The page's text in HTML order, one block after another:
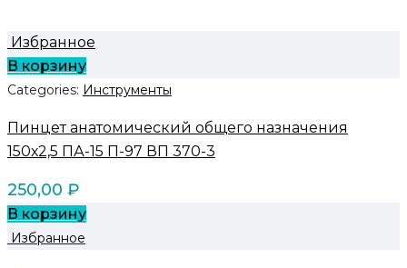
Избранное
В корзину
Categories: Инструменты
Пинцет анатомический общего назначения
150х2,5 ПА-15 П-97 ВП 370-3
250,00 ₽
В корзину
Избранное